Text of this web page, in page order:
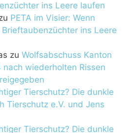
ins Leere laufen
PETA im Visier: Wenn
ins Leere
zu Wolfsabschuss Kanton
nach wiederholten Rissen
Tierschutz? Die dunkle
Tierschutz e.V. und Jens
Tierschutz? Die dunkle